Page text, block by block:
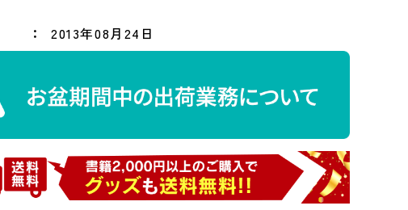
2013年08月24日